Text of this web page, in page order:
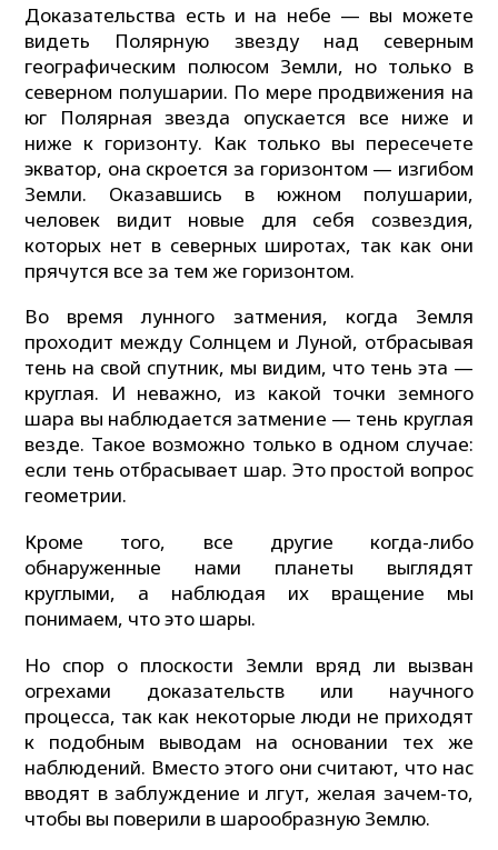
Доказательства есть и на небе — вы можете
видеть Полярную звезду над северным
географическим полюсом Земли, но только в
северном полушарии. По мере продвижения на
юг Полярная звезда опускается все ниже и
ниже к горизонту. Как только вы пересечете
экватор, она скроется за горизонтом — изгибом
Земли. Оказавшись в южном полушарии,
человек видит новые для себя созвездия,
которых нет в северных широтах, так как они
прячутся все за тем же горизонтом.
Во время лунного затмения, когда Земля
проходит между Солнцем и Луной, отбрасывая
тень на свой спутник, мы видим, что тень эта —
круглая. И неважно, из какой точки земного
шара вы наблюдается затмение — тень круглая
везде. Такое возможно только в одном случае:
если тень отбрасывает шар. Это простой вопрос
геометрии.
Кроме того, все другие когда-либо
обнаруженные нами планеты выглядят
круглыми, а наблюдая их вращение мы
понимаем, что это шары.
Но спор о плоскости Земли вряд ли вызван
огрехами доказательств или научного
процесса, так как некоторые люди не приходят
к подобным выводам на основании тех же
наблюдений. Вместо этого они считают, что нас
вводят в заблуждение и лгут, желая зачем-то,
чтобы вы поверили в шарообразную Землю.